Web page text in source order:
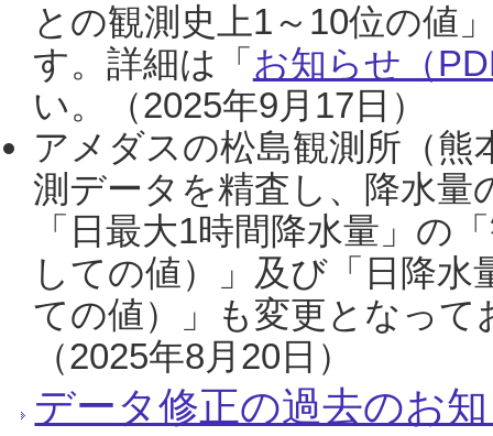
との観測史上1～10位の値
す。詳細は「 お知らせ（
い。（2025年9月17日）
アメダスの松島観測所（熊
測データを精査し、降水
「日最大1時間降水量」の
しての値）」及び「日降
ての値）」も変更となっ
（2025年8月20日）
データ修正の過去のお